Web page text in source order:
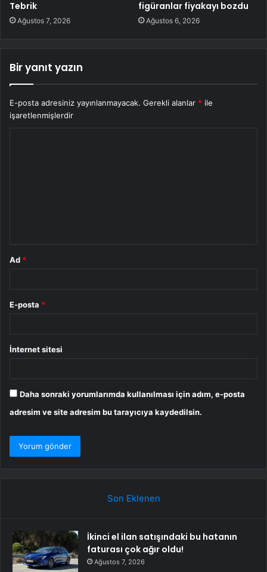
Tebrik
Ağustos 7, 2026
figüranlar fiyakayı bozdu
Ağustos 6, 2026
Bir yanıt yazın
E-posta adresiniz yayınlanmayacak. Gerekli alanlar * ile
işaretlenmişlerdir
Ad *
E-posta *
İnternet sitesi
Daha sonraki yorumlarımda kullanılması için adım, e-posta
adresim ve site adresim bu tarayıcıya kaydedilsin.
Son Eklenen
İkinci el ilan satışındaki bu hatanın
faturası çok ağır oldu!
Ağustos 7, 2026